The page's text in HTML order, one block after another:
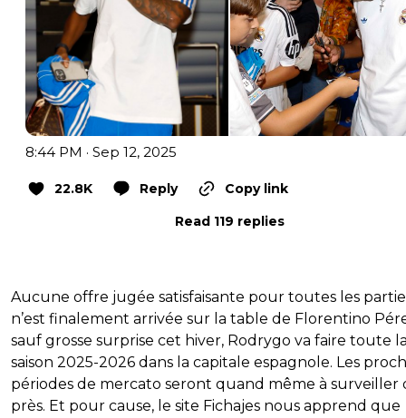
8:44 PM · Sep 12, 2025
22.8K Reply
Copy link
Read 119 replies
Aucune offre jugée satisfaisante pour toutes les
n’est finalement arrivée sur la table de Florentino
sauf grosse surprise cet hiver, Rodrygo va faire toute
saison 2025-2026 dans la capitale espagnole. Les
périodes de mercato seront quand même à surveiller
près. Et pour cause, le site Fichajes nous apprend que